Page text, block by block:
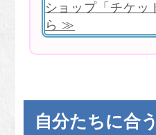
ショップ「チケッ
ら ≫
自分たちに合